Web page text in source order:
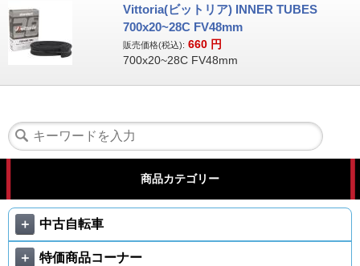
Vittoria(ビットリア) INNER TUBES
700x20~28C FV48mm
販売価格(税込): 660 円
700x20~28C FV48mm
商品カテゴリー
＋ 中古自転車
＋ 特価商品コーナー